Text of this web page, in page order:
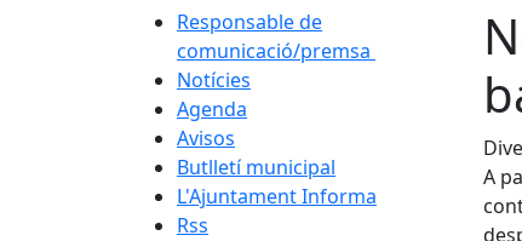
Responsable de
comunicació/premsa
Notícies
Agenda
Avisos
Butlletí municipal
L'Ajuntament Informa
Rss
A